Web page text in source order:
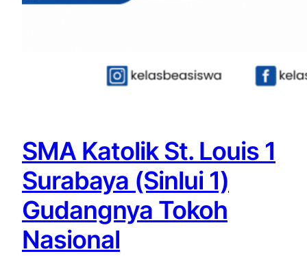
SMA Katolik St. Louis 1
Surabaya (Sinlui 1)
Gudangnya Tokoh
Nasional